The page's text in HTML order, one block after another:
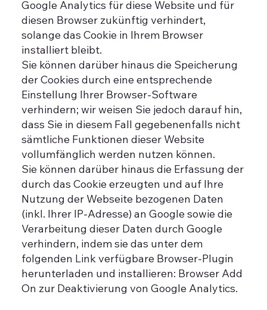
Google Analytics für diese Website und für
diesen Browser zukünftig verhindert,
solange das Cookie in Ihrem Browser
installiert bleibt.
Sie können darüber hinaus die Speicherung
der Cookies durch eine entsprechende
Einstellung Ihrer Browser-Software
verhindern; wir weisen Sie jedoch darauf hin,
dass Sie in diesem Fall gegebenenfalls nicht
sämtliche Funktionen dieser Website
vollumfänglich werden nutzen können.
Sie können darüber hinaus die Erfassung der
durch das Cookie erzeugten und auf Ihre
Nutzung der Webseite bezogenen Daten
(inkl. Ihrer IP-Adresse) an Google sowie die
Verarbeitung dieser Daten durch Google
verhindern, indem sie das unter dem
folgenden Link verfügbare Browser-Plugin
herunterladen und installieren: Browser Add
On zur Deaktivierung von Google Analytics.